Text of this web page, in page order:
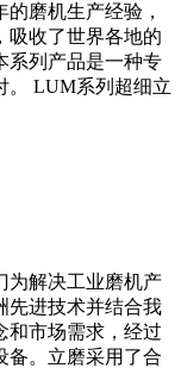
磨机生产经验，
吸收了世界各地的
系列产品是一种专
。 LUM系列超细立
为解决工业磨机产
先进技术并结合我
和市场需求，经过
备。立磨采用了合